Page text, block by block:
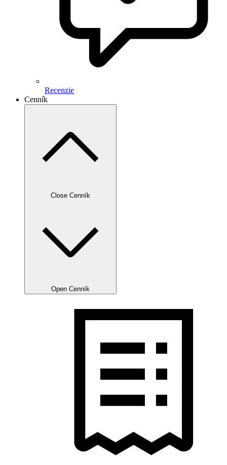
Recenzie
Cenník
Close Cenník
Open Cenník